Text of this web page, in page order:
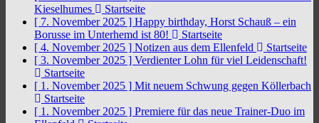
Kieselhumes
Startseite
[ 7. November 2025 ] Happy birthday, Horst Schauß – ein
Borusse im Unterhemd ist 80!
Startseite
[ 4. November 2025 ] Notizen aus dem Ellenfeld
Startseite
[ 3. November 2025 ] Verdienter Lohn für viel Leidenschaft!
Startseite
[ 1. November 2025 ] Mit neuem Schwung gegen Köllerbach
Startseite
[ 1. November 2025 ] Premiere für das neue Trainer-Duo im